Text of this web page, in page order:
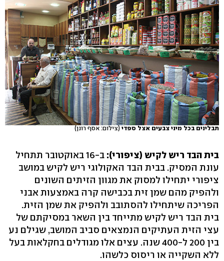
תבלינים בכל מיני צבעים אצל ספדי (צילום: אסף רונן)
בית הבד ריש לקיש (ציפורי):
ב-16 באוקטובר תתחיל
עונת המסיק. בבית הבד האקולוגי ריש לקיש במושב
ציפורי יתחילו למסוק את מגוון הזיתים השונים
ולהפיק מהם שמן זית בכבישה קרה באמצעות אבני
הפריכה שיתחילו להסתובב ולהפיק את שמן הזית.
בית הבד ריש לקיש מתייחד בין השאר במסיקתם של
עצי הזית העתיקים הנמצאים סביב המושב, שגילם נע
בין 200 ל-400 שנה. עצים אלו מגודלים בחקלאות בעל
ללא השקייה או ריסוס כלשהו.